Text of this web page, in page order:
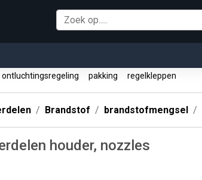
ontluchtingsregeling pakking regelkleppen
Brandstof brandstofmengsel
houder, nozzles